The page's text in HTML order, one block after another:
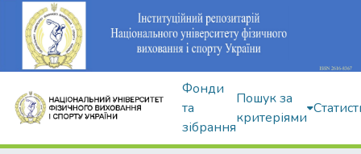
Фонди
та
зібрання
Пошук за
критеріями